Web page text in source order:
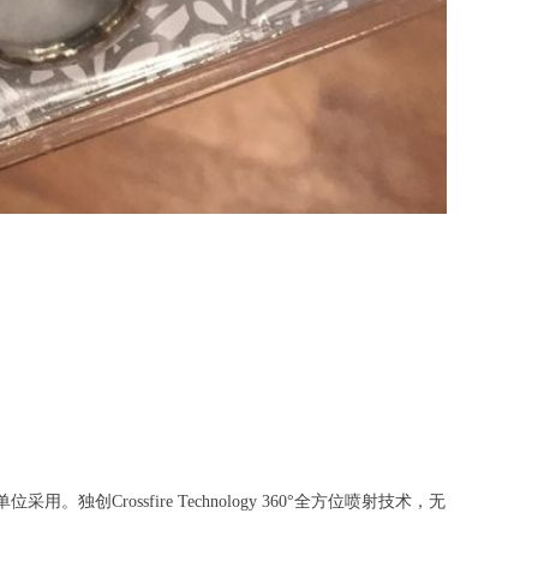
采用。独创Crossfire Technology 360°全方位喷射技术，无